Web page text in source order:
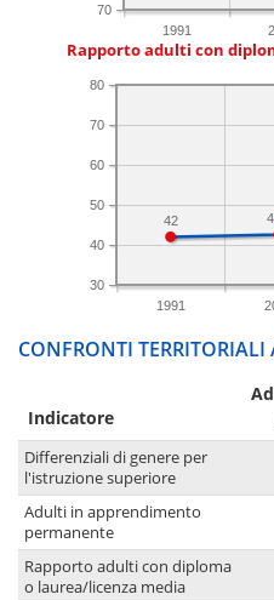
1991
70
Rapporto adulti con
1991
30
40
50
60
70
80
42
CONFRONTI TERRITORIALI
Indicatore
Differenziali di genere per
l'istruzione superiore
Adulti in apprendimento
permanente
Rapporto adulti con diploma
o laurea/licenza media